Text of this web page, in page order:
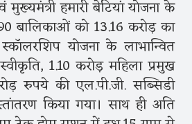
मुख्यमंत्री हमारी बेटियां योजना के
बालिकाओं को 13.16 करोड़ का
स्कॉलरशिप योजना के लाभान्वित
1.10 करोड़ महिला प्रमुख
रुपये की एल.पी.जी. सब्सिडी
किया गया। साथ ही अति